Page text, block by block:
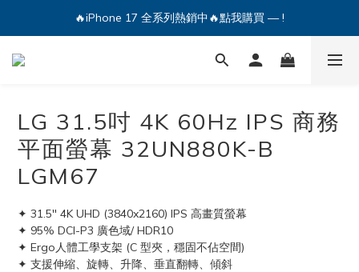
🔥iPhone 17 全系列熱銷中🔥點我購買 — !
💕加入Q哥 Line 新好友領優惠券！🎫
LG 31.5吋 4K 60Hz IPS 商務
平面螢幕 32UN880K-B
LGM67
✦ 31.5'' 4K UHD (3840x2160) IPS 高畫質螢幕
✦ 95% DCI-P3 廣色域/ HDR10
✦ Ergo人體工學支架 (C 型夾，穩固不佔空間)
✦ 支援伸縮、旋轉、升降、垂直翻轉、傾斜